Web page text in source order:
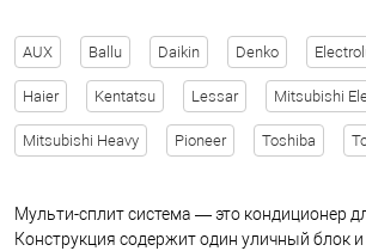
AUX Ballu Daikin Denko
Haier Kentatsu Lessar Mitsubishi
Mitsubishi Heavy Pioneer Toshiba
Мульти-сплит система — это кондиционер
Конструкция содержит один уличный блок